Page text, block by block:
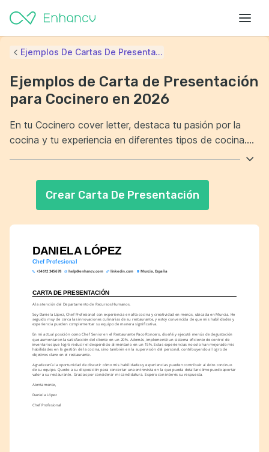
DANIELA LÓPEZ
Chef Profesional
+34 612 345 678 help@enhancv.com linkedin.com Murcia, España
CARTA DE PRESENTACIÓN
A la atención del Departamento de Recursos Humanos,
Soy Daniela López, Chef Profesional con experiencia en alta cocina y creatividad en menús, ubicada en Murcia. He
seguido muy de cerca las innovaciones culinarias de su restaurante, y estoy convencida de que mis habilidades y
experiencia pueden complementar su equipo de manera significativa.
En mi actual posición como Chef Senior en el Restaurante Paco Roncero, diseñé y ejecuté menús de degustación
que aumentaron la satisfacción del cliente en un 20%. Además, implementé un sistema eficiente de control de
inventarios que logró reducir el desperdicio alimentario en un 15%. Estas experiencias no solo han mejorado mis
habilidades en la gestión de la cocina, sino también en la supervisión del personal, contribuyendo al logro de
objetivos clave en el restaurante.
Agradecería la oportunidad de discutir cómo mis habilidades y experiencias pueden contribuir al éxito continuo
de su equipo. Quedo a su disposición para concertar una entrevista en la que pueda detallar cómo puedo aportar
valor a su restaurante. Gracias por considerar mi candidatura. Espero con interés su respuesta.
Atentamente,
Daniela López
Chef Profesional
Ejemplos De Cartas De Presenta...
Ejemplos de Carta de Presentación
para Cocinero en 2026
En tu Cocinero cover letter, destaca tu pasión por la
cocina y tu experiencia en diferentes tipos de cocina.
Resalta cómo tu atención al detalle asegura la calidad
trabajar de manera eficiente en un entorno de ritmo
rápido. Menciona cómo contribuyes positivamente al
colaborativo.
Crear Carta De Presentación